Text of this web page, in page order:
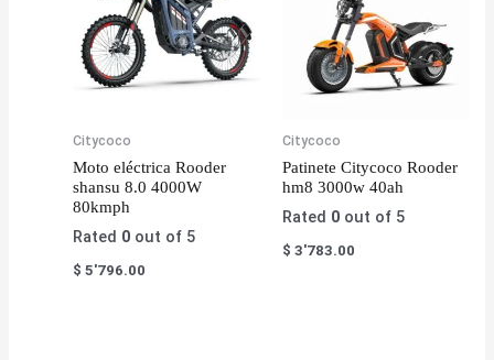
Citycoco
Moto eléctrica Rooder
shansu 8.0 4000W
80kmph
Rated 0 out of 5
$ 5'796.00
Citycoco
Patinete Citycoco Rooder
hm8 3000w 40ah
Rated 0out of 5
$ 3'783.00